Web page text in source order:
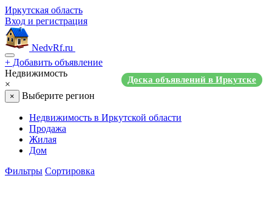
Иркутская область
Вход и регистрация
NedvRf.ru
+ Добавить объявление
Доска объявлений в Иркутске
Недвижимость
×
× Выберите регион
Недвижимость в Иркутской области
Продажа
Жилая
Дом
Фильтры Сортировка